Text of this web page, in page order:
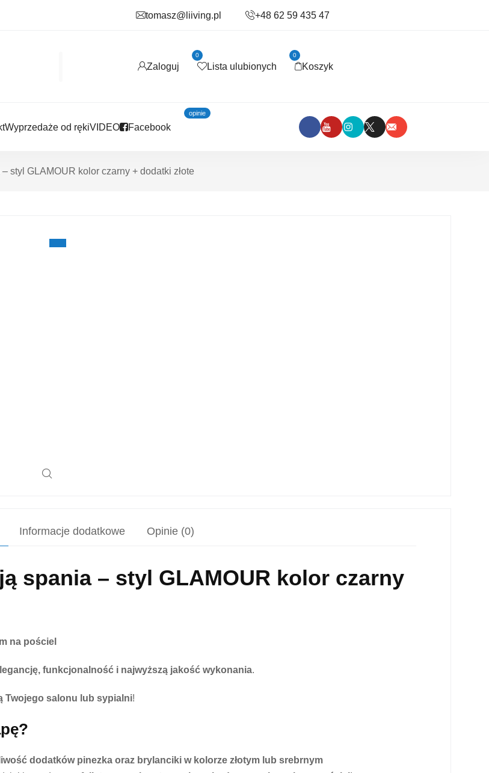
tomasz@liiving.pl +48 62 59 435 47
Zaloguj
0
Lista ulubionych
0
Koszyk
Wyprzedaże od rękiVIDEO Facebook
opinie
styl GLAMOUR kolor czarny + dodatki złote
Informacje dodatkowe Opinie (0)
spania – styl GLAMOUR kolor czarny
na pościel
funkcjonalność i najwyższą jakość wykonania.
Twojego salonu lub sypialni!
dodatków pinezka oraz brylanciki w kolorze złotym lub srebrnym